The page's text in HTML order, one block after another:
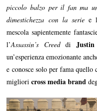
piccolo balzo per il fan ma
dimestichezza con la seriee
mescola sapientemente
l’Assassin’s Creeddi
un’esperienza emozionante
e conosce solo per fama quello
miglioricross media brand